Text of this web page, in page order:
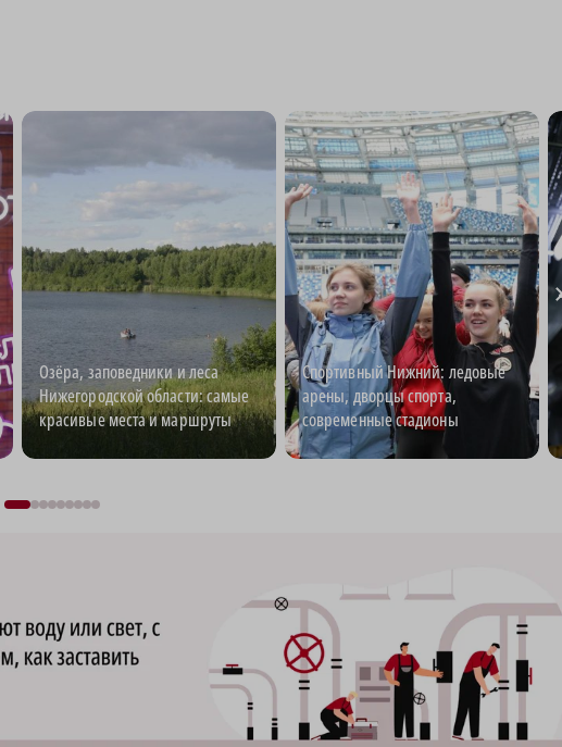
Озёра, заповедники и леса
Нижегородской области: самые
красивые места и маршруты
Спортивный Нижний: ледовые
арены, дворцы спорта,
современные стадионы